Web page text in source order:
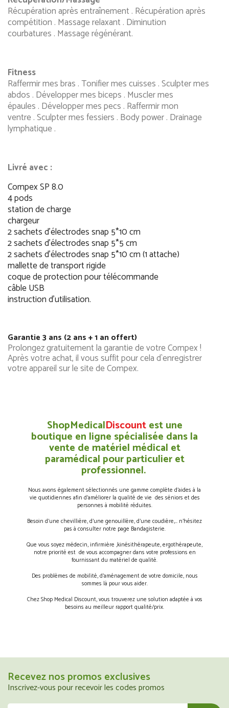
Récupération après entraînement . Récupération après
compétition . Massage relaxant . Diminution
courbatures . Massage régénérant.
Fitness
Raffermir mes bras . Tonifier mes cuisses . Sculpter mes
abdos . Développer mes biceps . Muscler mes
épaules . Développer mes pecs . Raffermir mon
ventre . Sculpter mes fessiers . Body power . Drainage
lymphatique .
Livré avec :
Compex SP 8.0
4 pods
station de charge
chargeur
2 sachets d'électrodes snap 5*10 cm
2 sachets d'électrodes snap 5*5 cm
2 sachets d'électrodes snap 5*10 cm (1 attache)
mallette de transport rigide
coque de protection pour télécommande
câble USB
instruction d'utilisation.
Garantie 3 ans (2 ans + 1 an offert)
Prolongez gratuitement la garantie de votre Compex !
Après votre achat, il vous suffit pour cela d`enregistrer
votre appareil sur le site de Compex.
ShopMedicalDiscountest une
boutique en ligne spécialisée dans la
vente de matériel médical et
paramédical pour particulier et
professionnel.
Nous avons également sélectionnés une gamme complète d’aides à la
vie quotidiennes afin d’améliorer la qualité de vie des séniors et des
personnes à mobilité réduites.
Besoin d’une chevillière, d’une genouillère, d’une coudière,… n’hésitez
pas à consulter notre page Bandagisterie.
Que vous soyez médecin, infirmière ,kinésithérapeute, ergothérapeute,
notre priorité est de vous accompagner dans votre professions en
fournissant du matériel de qualité.
Des problèmes de mobilité, d’aménagement de votre domicile, nous
sommes là pour vous aider.
Chez Shop Medical Discount, vous trouverez une solution adaptée à vos
besoins au meilleur rapport qualité/prix.
Recevez nos promos exclusives
Inscrivez-vous pour recevoir les codes promos